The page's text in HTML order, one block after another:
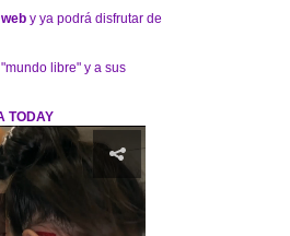
y ya podrá disfrutar de
libre" y a sus
TODAY